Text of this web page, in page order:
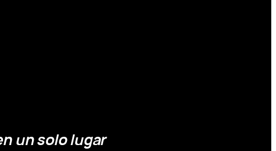
un solo lugar